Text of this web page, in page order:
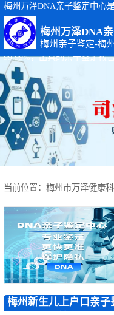
梅州万泽DNA亲子鉴定中心
要从事：梅州司法亲子鉴定
子鉴定等基因检测服务。梅
路14-4号。梅州万泽DNA亲
99.99%，出具的亲子鉴定报
梅州万泽DNA
当前位置： 梅州市万泽健康
梅州新生儿上户口亲子
梅州DNA亲子鉴
定
梅州出生证补办
亲子鉴定
梅州个人隐私亲
子鉴定
梅州个体识别
梅州亲缘关系鉴
定
梅州上户口亲子
鉴定
梅州司法亲子鉴
定
梅州无创胎儿亲
子鉴定
梅州移民亲子鉴